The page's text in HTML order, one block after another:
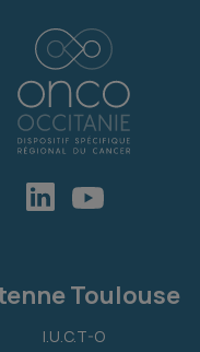
Toulouse
I.U.C.T-O